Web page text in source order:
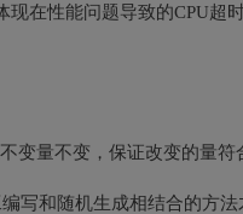
在性能问题导致的CPU超
变量不变，保证改变的量符
写和随机生成相结合的方法